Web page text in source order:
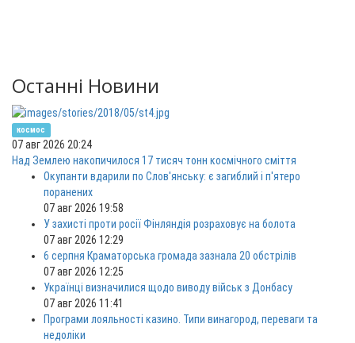
Останні Новини
космос
07 авг 2026 20:24
Над Землею накопичилося 17 тисяч тонн космічного сміття
Окупанти вдарили по Слов'янську: є загиблий і п'ятеро
поранених
07 авг 2026 19:58
У захисті проти росії Фінляндія розраховує на болота
07 авг 2026 12:29
6 серпня Краматорська громада зазнала 20 обстрілів
07 авг 2026 12:25
Українці визначилися щодо виводу військ з Донбасу
07 авг 2026 11:41
Програми лояльності казино. Типи винагород, переваги та
недоліки